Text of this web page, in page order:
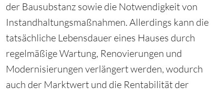
der Bausubstanz sowie die Notwendigkeit von
Instandhaltungsmaßnahmen. Allerdings kann die
tatsächliche Lebensdauer eines Hauses durch
regelmäßige Wartung, Renovierungen und
Modernisierungen verlängert werden, wodurch
auch der Marktwert und die Rentabilität der